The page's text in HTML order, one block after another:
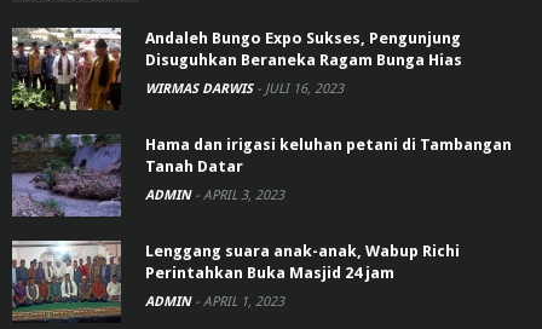
Andaleh Bungo Expo Sukses, Pengunjung
Disuguhkan Beraneka Ragam Bunga Hias
WIRMAS DARWIS - JULI 16, 2023
Hama dan irigasi keluhan petani di Tambangan
Tanah Datar
ADMIN - APRIL 3, 2023
Lenggang suara anak-anak, Wabup Richi
Perintahkan Buka Masjid 24 jam
ADMIN - APRIL 1, 2023